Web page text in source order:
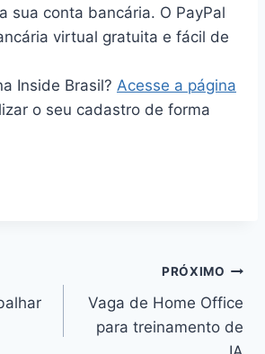
sua conta bancária. O PayPal
virtual gratuita e fácil de
Inside Brasil? Acesse a página
o seu cadastro de forma
PRÓXIMO
Vaga de Home Office
para treinamento de